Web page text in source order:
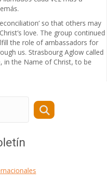
so that others may
love. The group continued
the role of ambassadors for
us. Strasbourg Aglow called
in the Name of Christ, to be